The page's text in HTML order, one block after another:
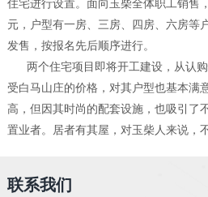
住宅进行设置。面向玉柴全体职工销售
元，户型有一房、三房、四房、六房等
发售，按报名先后顺序进行。
两个住宅项目即将开工建设，从认购
受白马山庄的价格，对其户型也基本满
高，但因其时尚的配套设施，也吸引了
置业者。居者有其屋，对玉柴人来说，
联系我们